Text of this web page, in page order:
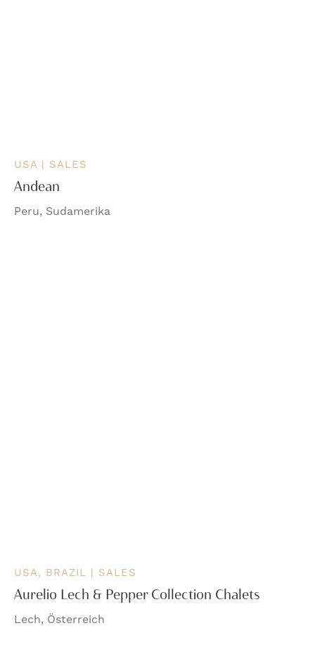
USA | SALES
Andean
Peru, Sudamerika
USA, BRAZIL | SALES
Aurelio Lech & Pepper Collection Chalets
Lech, Österreich